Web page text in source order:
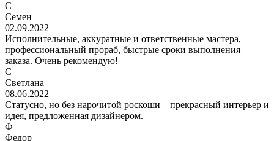
С
Семен
02.09.2022
Исполнительные, аккуратные и ответственные мастера,
профессиональный прораб, быстрые сроки выполнения
заказа. Очень рекомендую!
С
Светлана
08.06.2022
Статусно, но без нарочитой роскоши – прекрасный интерьер и
идея, предложенная дизайнером.
Ф
Федор